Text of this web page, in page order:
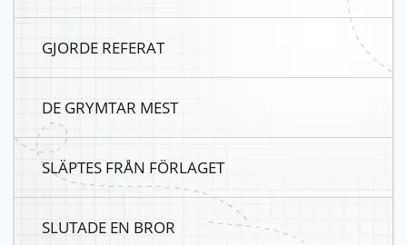
GJORDE REFERAT
DE GRYMTAR MEST
SLÄPTES FRÅN FÖRLAGET
SLUTADE EN BROR